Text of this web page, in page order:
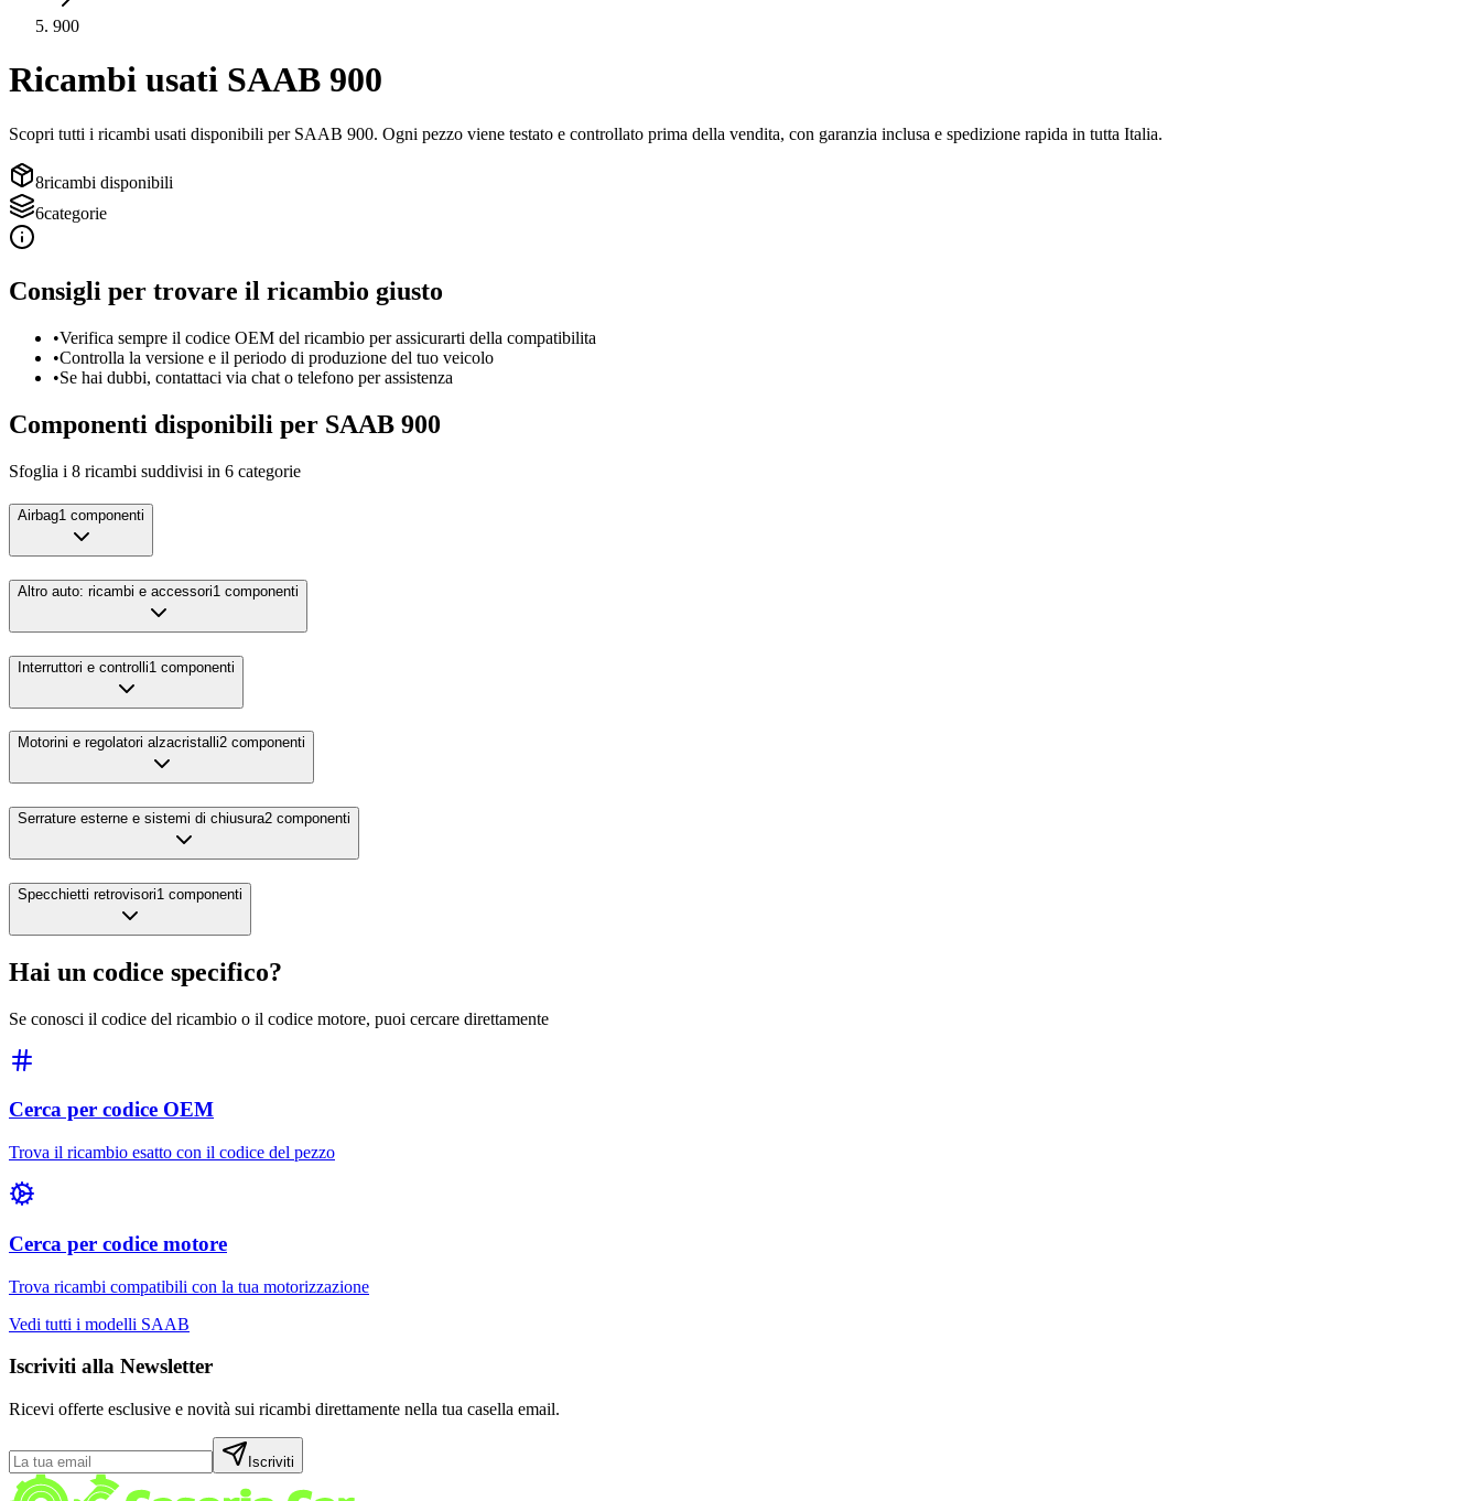
900
Ricambi usati SAAB 900
Scopri tutti i ricambi usati disponibili per SAAB 900. Ogni pezzo viene testato e controllato prima della vendita, con garanzia inclusa e spedizione rapida in tutta Italia.
8ricambi disponibili
6categorie
Consigli per trovare il ricambio giusto
•Verifica sempre il codice OEM del ricambio per assicurarti della compatibilita
•Controlla la versione e il periodo di produzione del tuo veicolo
•Se hai dubbi, contattaci via chat o telefono per assistenza
Componenti disponibili per SAAB 900
Sfoglia i 8 ricambi suddivisi in 6 categorie
Airbag1 componenti
Altro auto: ricambi e accessori1 componenti
Interruttori e controlli1 componenti
Motorini e regolatori alzacristalli2 componenti
Serrature esterne e sistemi di chiusura2 componenti
Specchietti retrovisori1 componenti
Hai un codice specifico?
Se conosci il codice del ricambio o il codice motore, puoi cercare direttamente
Cerca per codice OEM
Trova il ricambio esatto con il codice del pezzo
Cerca per codice motore
Trova ricambi compatibili con la tua motorizzazione
Vedi tutti i modelli SAAB
Iscriviti alla Newsletter
Ricevi offerte esclusive e novità sui ricambi direttamente nella tua casella email.
Iscriviti